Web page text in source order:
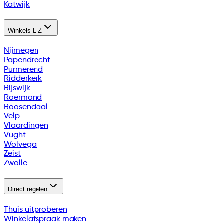
Katwijk
Winkels L-Z
Nijmegen
Papendrecht
Purmerend
Ridderkerk
Rijswijk
Roermond
Roosendaal
Velp
Vlaardingen
Vught
Wolvega
Zeist
Zwolle
Direct regelen
Thuis uitproberen
Winkelafspraak maken